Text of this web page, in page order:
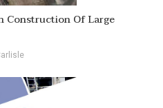
Construction Of Large